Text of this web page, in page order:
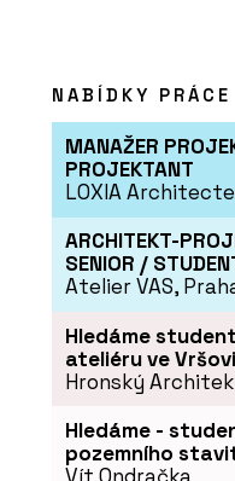
NABÍDKY PRÁCE
MANAŽER
PROJEKTANT
LOXIA
ARCHITEKT-
SENIOR /
Atelier VAS,
Hledáme
ateliéru ve
Hronský
Hledáme -
pozemního